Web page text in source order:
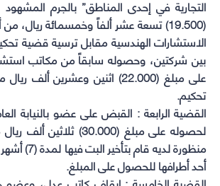
التجارية في إحدى المناطق” بالجرم
(19.500) تسعة عشر ألفاً وخمسمائة
الاستشارات الهندسية مقابل ترسية قضية
بين شركتين، وحصوله سابقاً من مكاتب
على مبلغ (22.000) اثنين وعشرين
تحكيم.
القضية الرابعة : القبض على عضو بالنيابة
لحصوله على مبلغ (30.000)
منظورة لديه
أحد أطرافها للحصول على المبلغ.